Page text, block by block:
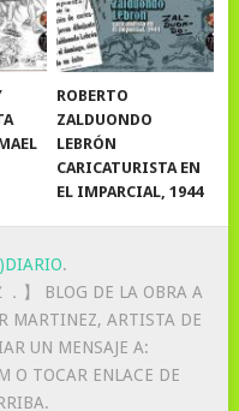
ROBERTO
ZALDUONDO
LEBRÓN
CARICATURISTA EN
EL IMPARCIAL, 1944
.
】 BLOG DE LA OBRA A
MARTINEZ, ARTISTA DE
UN MENSAJE A:
O TOCAR ENLACE DE